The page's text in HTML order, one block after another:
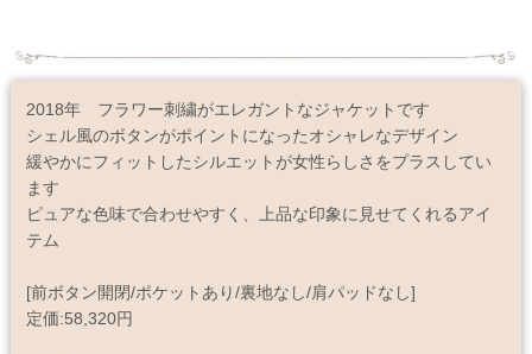
2018年 フラワー刺繍がエレガントなジャケットです
シェル風のボタンがポイントになったオシャレなデザイン
緩やかにフィットしたシルエットが女性らしさをプラスしてい
ます
ピュアな色味で合わせやすく、上品な印象に見せてくれるアイ
テム
[前ボタン開閉/ポケットあり/裏地なし/肩パッドなし]
定価:58,320円